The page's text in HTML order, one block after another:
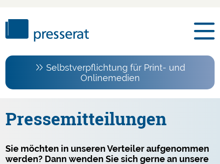
Selbstverpflichtung für Print- und
Onlinemedien
Pressemitteilungen
Sie möchten in unseren Verteiler aufgenommen
werden? Dann wenden Sie sich gerne an unsere